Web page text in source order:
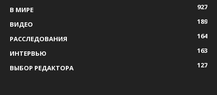
В МИРЕ
927
ВИДЕО
189
РАССЛЕДОВАНИЯ
164
ИНТЕРВЬЮ
163
ВЫБОР РЕДАКТОРА
127